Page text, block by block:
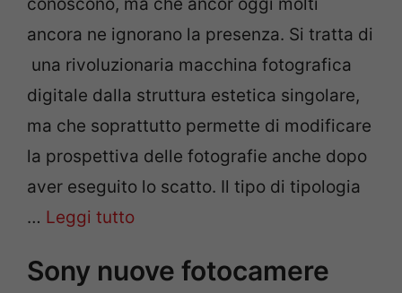
ancora ne ignorano la presenza. Si tratta di
una rivoluzionaria macchina fotografica
digitale dalla struttura estetica singolare,
ma che soprattutto permette di modificare
la prospettiva delle fotografie anche dopo
aver eseguito lo scatto. Il tipo di tipologia
… Leggi tutto
Sony nuove fotocamere